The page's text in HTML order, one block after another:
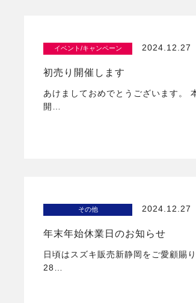
イベント/キャンペーン 2024.12.27
初売り開催します
あけましておめでとうございます。
開…
その他 2024.12.27
年末年始休業日のお知らせ
日頃はスズキ販売新静岡をご愛顧賜
28…